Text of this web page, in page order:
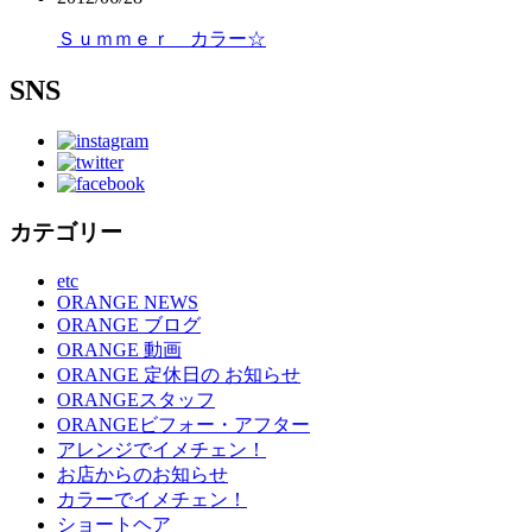
Ｓｕｍｍｅｒ カラー☆
SNS
カテゴリー
etc
ORANGE NEWS
ORANGE ブログ
ORANGE 動画
ORANGE 定休日の お知らせ
ORANGEスタッフ
ORANGEビフォー・アフター
アレンジでイメチェン！
お店からのお知らせ
カラーでイメチェン！
ショートヘア